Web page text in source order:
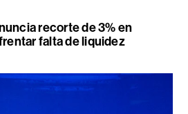
recorte de 3% en
falta de liquidez